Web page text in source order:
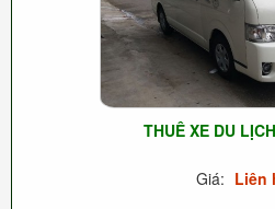
THUÊ XE DU
Giá: Liên